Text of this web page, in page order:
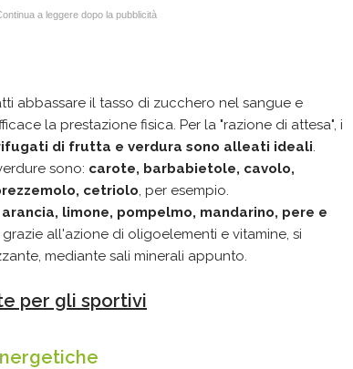
a leggere dopo la pubblicità
abbassare il tasso di zucchero nel sangue e
la prestazione fisica. Per la "razione di attesa", i
di frutta e verdura sono alleati ideali.
sono: carote, barbabietole, cavolo,
cetriolo, per esempio.
arancia, limone, pompelmo, mandarino, pere e
all'azione di oligoelementi e vitamine, si
mediante sali minerali appunto.
per gli sportivi